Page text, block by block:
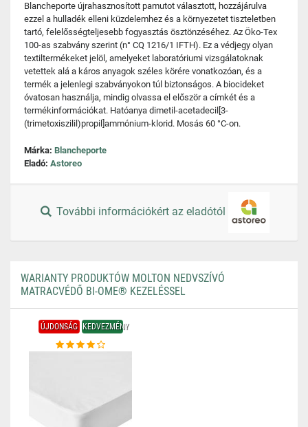
Blancheporte újrahasznosított pamutot választott, hozzájárulva
ezzel a hulladék elleni küzdelemhez és a környezetet tiszteletben
tartó, felelősségteljesebb fogyasztás ösztönzéséhez. Az Öko-Tex
100-as szabvány szerint (n° CQ 1216/1 IFTH). Ez a védjegy olyan
textiltermékeket jelöl, amelyeket laboratóriumi vizsgálatoknak
vetettek alá a káros anyagok széles körére vonatkozóan, és a
termék a jelenlegi szabványokon túl biztonságos. A biocideket
óvatosan használja, mindig olvassa el először a címkét és a
termékinformációkat. Hatóanya dimetil-acetadecil[3-
(trimetoxiszilil)propil]ammónium-klorid. Mosás 60 °C-on.
Márka: Blancheporte
Eladó: Astoreo
További információkért az eladótól
WARIANTY PRODUKTÓW MOLTON NEDVSZÍVÓ
MATRACVÉDŐ BI-OME® KEZELÉSSEL
ÚJDONSÁG KEDVEZMÉNY